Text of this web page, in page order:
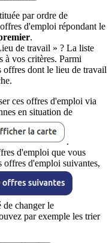
par ordre de
d'emploi répondant le
.
de travail » ? La liste
à vos critères. Parmi
offres dont le lieu de travail
ces offres d'emploi via
en situation de
.
d'emploi que vous
offres d'emploi suivantes,
de changer le
par exemple les trier